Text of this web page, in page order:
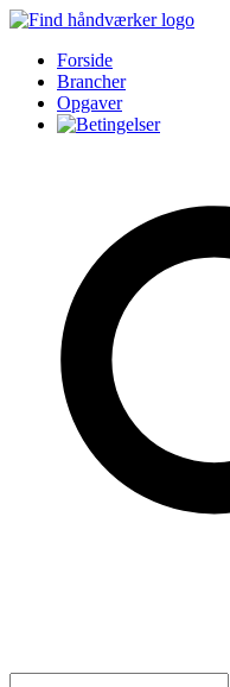
Forside
Brancher
Opgaver